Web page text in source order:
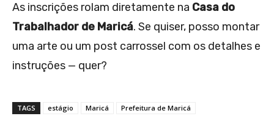
As inscrições rolam diretamente na Casa do
Trabalhador de Maricá. Se quiser, posso montar
uma arte ou um post carrossel com os detalhes e
instruções — quer?
TAGS estágio Maricá
Prefeitura de Maricá